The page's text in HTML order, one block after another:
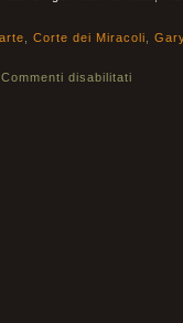
Corte dei Miracoli
Commenti disabilitati